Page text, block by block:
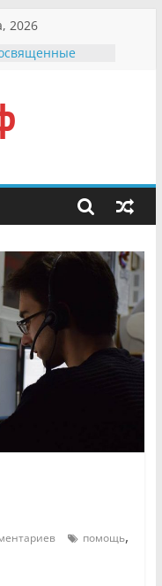
2026
округа»
Интернет
крапчатые
помощь,